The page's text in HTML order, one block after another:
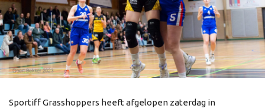
Sportiff Grasshoppers heeft afgelopen zaterdag in